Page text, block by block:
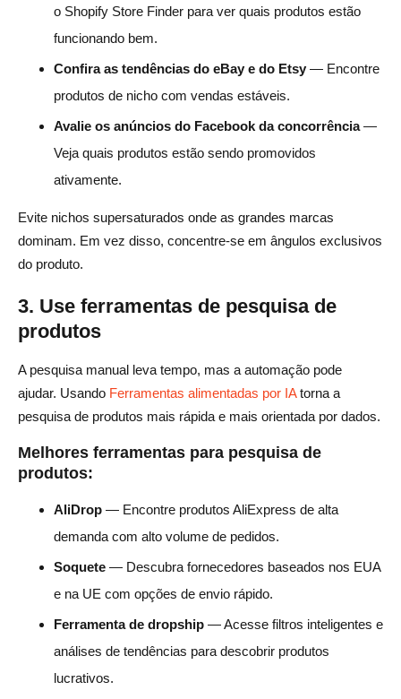
o Shopify Store Finder para ver quais produtos estão
funcionando bem.
Confira as tendências do eBay e do Etsy — Encontre
produtos de nicho com vendas estáveis.
Avalie os anúncios do Facebook da concorrência—
Veja quais produtos estão sendo promovidos
ativamente.
Evite nichos supersaturados onde as grandes marcas
dominam. Em vez disso, concentre-se em ângulos exclusivos
do produto.
3. Use ferramentas de pesquisa de
produtos
A pesquisa manual leva tempo, mas a automação pode
ajudar. Usando Ferramentas alimentadas por IAtorna a
pesquisa de produtos mais rápida e mais orientada por dados.
Melhores ferramentas para pesquisa de
produtos:
AliDrop — Encontre produtos AliExpress de alta
demanda com alto volume de pedidos.
Soquete — Descubra fornecedores baseados nos EUA
e na UE com opções de envio rápido.
Ferramenta de dropship — Acesse filtros inteligentes e
análises de tendências para descobrir produtos
lucrativos.